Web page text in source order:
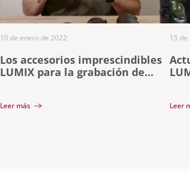
Los accesorios imprescindibles
LUMIX para la grabación de
Leer más
10 de enero de 2022
Leer
15 de